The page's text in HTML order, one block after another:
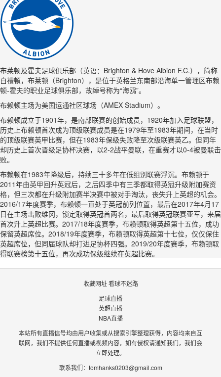
布莱顿及霍夫足球俱乐部（英语：Brighton & Hove Albion F.C.），简称
白禮頓，布莱顿（Brighton），是位于英格兰东南部沿海单一管理区布赖
顿-霍夫的职业足球俱乐部，故绰号称为“海鸥”。
布赖顿主场为美国运通社区球场（AMEX Stadium）。
布赖顿成立于1901年，是南部联赛的创始成员，1920年加入足球联盟，
历史上布赖顿首次成为顶级联赛成员是在1979年至1983年期间，在当时
的顶级联赛英甲比赛，但在1983年保级失败降至次级联赛英乙。但同年
却历史上首次晋级足协杯决赛，以2-2战平曼联，在重赛才以0-4被曼联击
败。
布赖顿在1983年降级后，持续三十多年在低组别联赛浮沉。布赖顿于
2011年由英甲回升英冠后，之后四季中有三季都取得英冠升级附加赛资
格，但三次都在升级附加赛半决赛中被对手淘汰，丧失升上英超的机会。
2016/17年度赛季，布赖顿一直处于英冠前列位置，最后在2017年4月17
日在主场击败维冈，锁定取得英冠首两名，最后取得英冠联赛亚军，来届
首次升上英超比赛。2017/18年度赛季，布赖顿取得英超第十五位，成功
保留英超席位。2018/19年度赛季，布赖顿取得英超第十七位，仅仅保住
英超席位，但同届球队却打进足协杯四强。2019/20年度赛季，布赖顿取
得联赛榜第十五位，再次成功保级继续在英超比赛。
收藏网址 看球不迷路
足球直播
英超直播
NBA直播
本站所有直播信号均由用户收集或从搜索引擎整理获得，内容均来自互
联网，我们不提供任何直播或视频内容，如有侵权请通知我们，我们会
立即处理。
联系我们： tomhanks0203@gmail.com